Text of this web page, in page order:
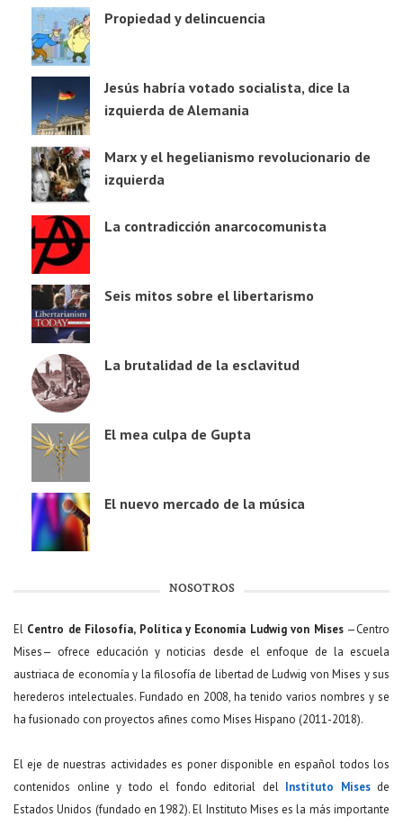
Propiedad y delincuencia
Jesús habría votado socialista, dice la
izquierda de Alemania
Marx y el hegelianismo revolucionario de
izquierda
La contradicción anarcocomunista
Seis mitos sobre el libertarismo
La brutalidad de la esclavitud
El mea culpa de Gupta
El nuevo mercado de la música
NOSOTROS
El Centro de Filosofía, Política y Economía Ludwig von Mises—Centro
Mises— ofrece educación y noticias desde el enfoque de la escuela
austriaca de economía y la filosofía de libertad de Ludwig von Mises y sus
herederos intelectuales. Fundado en 2008, ha tenido varios nombres y se
ha fusionado con proyectos afines como Mises Hispano (2011-2018).
El eje de nuestras actividades es poner disponible en español todos los
contenidos online y todo el fondo editorial del Instituto Misesde
Estados Unidos (fundado en 1982). El Instituto Mises es la más importante